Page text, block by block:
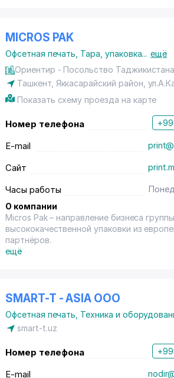
MICROS PAK
Офсетная печать Тара, упаковка... ещё
Ориентир - Посольство Таджикистана
Ташкент, Яккасарайский район ,
Показать схему проезда на карте
Номер телефона
E-mail
Сайт
Часы работы
О компании
Micros Pak – направление бизнеса
высококачественной упаковки из
партнёров.
ещё
SMART-T - ASIA OOO
Офсетная печать Техника и
smart-t.uz
Номер телефона
E-mail